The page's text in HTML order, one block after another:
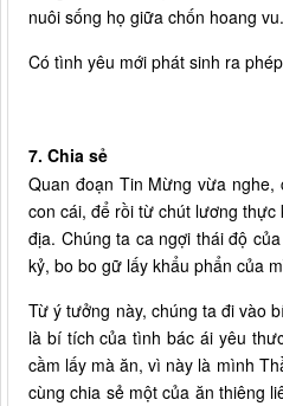
nuôi sống họ giữa chốn hoang vu.
Có tình yêu mới phát sinh ra
7. Chia sẻ
Quan đoạn Tin Mừng vừa
con cái, để rồi từ chút lương
địa. Chúng ta ca ngợi thái độ
kỷ, bo bo gữ lấy khẩu phẩn của
Từ ý tưởng này, chúng ta đi vào
là bí tích của tình bác ái yêu
cầm lấy mà ăn, vì này là mình
cùng chia sẻ một của ăn thiêng